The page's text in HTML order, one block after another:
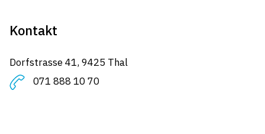
Kontakt
Dorfstrasse 41, 9425 Thal
071 888 10 70